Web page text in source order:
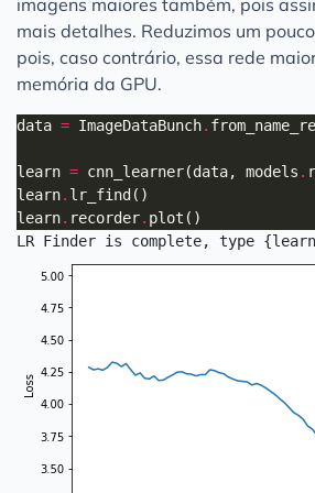
mais detalhes. Reduzimos um
pois, caso contrário, essa rede
memória da GPU.
data = ImageDataBunch.
learn = cnn_learner(data, models .
learn.
learn. recorder.